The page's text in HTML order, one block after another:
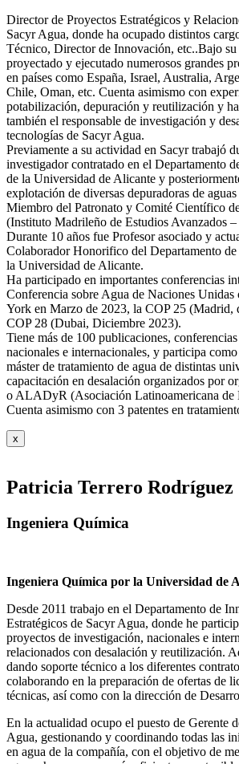
Director de Proyectos Estratégicos y
Sacyr Agua, donde ha ocupado distintos
Técnico, Director de Innovación, etc..Bajo su
proyectado y ejecutado numerosos grandes
en países como España, Israel, Australia,
Chile, Oman, etc. Cuenta asimismo con
potabilización, depuración y reutilización y
también el responsable de investigación y
tecnologías de Sacyr Agua.
Previamente a su actividad en Sacyr trabajó
investigador contratado en el Departamento
de la Universidad de Alicante y
explotación de diversas depuradoras de
Miembro del Patronato y Comité Científico
(Instituto Madrileño de Estudios Avanzados
Durante 10 años fue Profesor asociado y
Colaborador Honorifico del Departamento
la Universidad de Alicante.
Ha participado en importantes conferencias
Conferencia sobre Agua de Naciones Unidas
York en Marzo de 2023, la COP 25 (Madrid,
COP 28 (Dubai, Diciembre 2023).
Tiene más de 100 publicaciones,
nacionales e internacionales, y participa
máster de tratamiento de agua de distintas
capacitación en desalación organizados por
o ALADyR (Asociación Latinoamericana de
Cuenta asimismo con 3 patentes en
x
Patricia Terrero Rodríguez
Ingeniera Química
Ingeniera Química por la Universidad de
Desde 2011 trabajo en el Departamento de
Estratégicos de Sacyr Agua, donde he
proyectos de investigación, nacionales e
relacionados con desalación y reutilización.
dando soporte técnico a los diferentes
colaborando en la preparación de ofertas de
técnicas, así como con la dirección de
En la actualidad ocupo el puesto de Gerente
Agua, gestionando y coordinando todas las
en agua de la compañía, con el objetivo de